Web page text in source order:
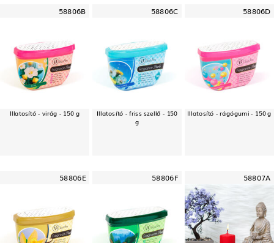
58806B
Illatosító - virág - 150 g
58806C
Illatosító - friss szellő - 150
g
58806D
Illatosító - rágógumi - 150 g
58806E 58806F 58807A